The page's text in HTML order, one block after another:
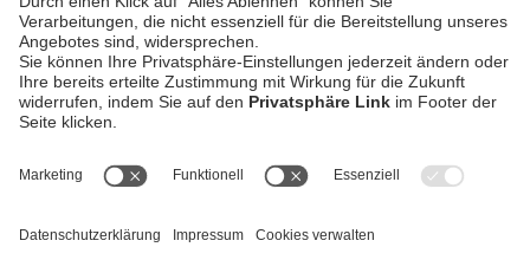
AGB / Gewinnspiele
Datenschutz
Impressum